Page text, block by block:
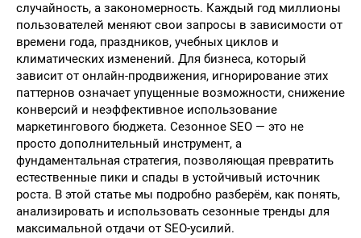
случайность, а закономерность. Каждый год миллионы
пользователей меняют свои запросы в зависимости от
времени года, праздников, учебных циклов и
климатических изменений. Для бизнеса, который
зависит от онлайн-продвижения, игнорирование этих
паттернов означает упущенные возможности, снижение
конверсий и неэффективное использование
маркетингового бюджета. Сезонное SEO — это не
просто дополнительный инструмент, а
фундаментальная стратегия, позволяющая превратить
естественные пики и спады в устойчивый источник
роста. В этой статье мы подробно разберём, как понять,
анализировать и использовать сезонные тренды для
максимальной отдачи от SEO-усилий.